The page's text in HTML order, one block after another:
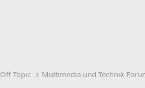
Off Topic Multimedia und Technik